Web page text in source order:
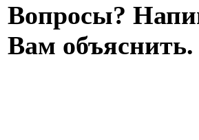
Вопросы?
Вам